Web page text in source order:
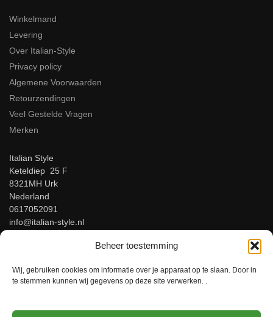
Beheer toestemming
Wij, gebruiken cookies om informatie over je apparaat op te slaan. Door in
te stemmen kunnen wij gegevens op deze site verwerken. .
Winkelmand
Levering
Over Italian-Style
Privacy policy
Algemene Voorwaarden
Retourzendingen
Veel Gestelde Vragen
Merken
Italian Style
Keteldiep 25 F
8321MH Urk
Nederland
0617052091
info@italian-style.nl
BTW: NL866816483B01
Beoordeel ons op Google!